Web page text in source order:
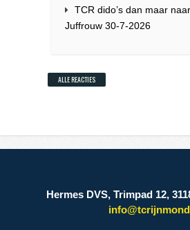
TCR dido’s dan maar
Juffrouw 30-7-2026
ALLE REACTIES
Hermes DVS, Trimpad 12,